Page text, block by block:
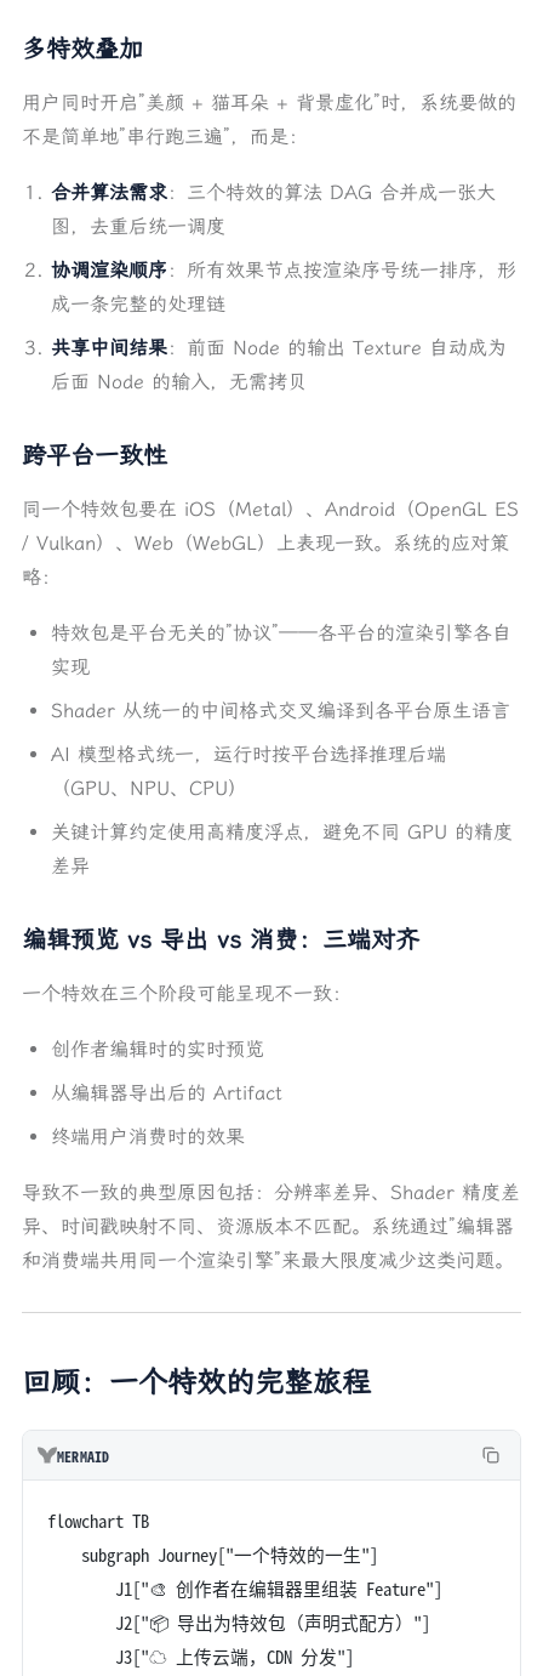
多特效叠加
用户同时开启”美颜 + 猫耳朵 + 背景虚化”时，系统要做的
不是简单地”串行跑三遍”，而是：
合并算法需求：三个特效的算法 DAG 合并成一张大
图，去重后统一调度
协调渲染顺序 ：所有效果节点按渲染序号统一排序，形
成一条完整的处理链
共享中间结果：前面 Node 的输出 Texture 自动成为
后面 Node 的输入，无需拷贝
跨平台一致性
同一个特效包要在 iOS（Metal）、Android（OpenGL ES
/ Vulkan）、Web（WebGL）上表现一致。系统的应对策
略：
特效包是平台无关的”协议”——各平台的渲染引擎各自
实现
Shader 从统一的中间格式交叉编译到各平台原生语言
AI 模型格式统一，运行时按平台选择推理后端
（GPU、NPU、CPU）
关键计算约定使用高精度浮点，避免不同 GPU 的精度
差异
编辑预览 vs 导出 vs 消费：三端对齐
一个特效在三个阶段可能呈现不一致：
创作者编辑时的实时预览
从编辑器导出后的 Artifact
终端用户消费时的效果
导致不一致的典型原因包括：分辨率差异、Shader 精度差
异、时间戳映射不同、资源版本不匹配。系统通过”编辑器
和消费端共用同一个渲染引擎”来最大限度减少这类问题。
回顾：一个特效的完整旅程
MERMAID
flowchart TB
    subgraph Journey["一个特效的一生"]
        J1["🎨 创作者在编辑器里组装 Feature"]
        J2["📦 导出为特效包（声明式配方）"]
        J3["☁️ 上传云端，CDN 分发"]